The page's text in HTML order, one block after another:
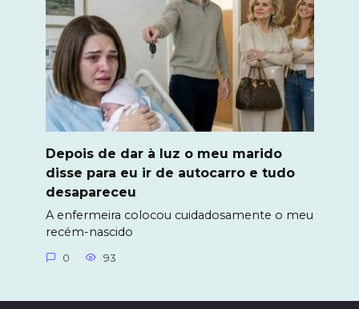
Depois de dar à luz o meu marido
disse para eu ir de autocarro e tudo
desapareceu
A enfermeira colocou cuidadosamente o meu
recém-nascido
0 93